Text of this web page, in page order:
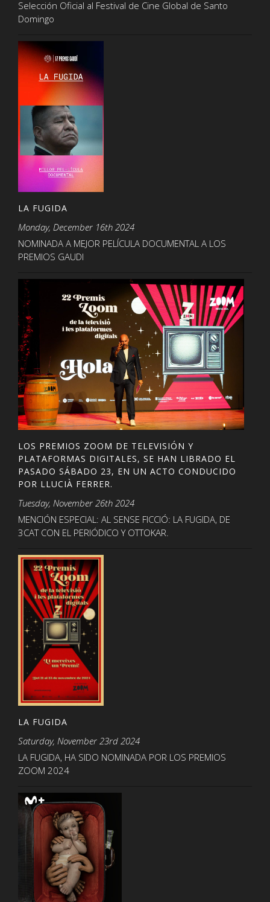
Selección Oficial al Festival de Cine Global de Santo
Domingo
LA FUGIDA
Monday, December 16th 2024
NOMINADA A MEJOR PELÍCULA DOCUMENTAL A LOS
PREMIOS GAUDI
LOS PREMIOS ZOOM DE TELEVISIÓN Y
PLATAFORMAS DIGITALES, SE HAN LIBRADO EL
PASADO SÁBADO 23, EN UN ACTO CONDUCIDO
POR LLUCIÀ FERRER.
Tuesday, November 26th 2024
MENCIÓN ESPECIAL: AL SENSE FICCIÓ: LA FUGIDA, DE
3CAT CON EL PERIÓDICO Y OTTOKAR.
LA FUGIDA
Saturday, November 23rd 2024
LA FUGIDA, HA SIDO NOMINADA POR LOS PREMIOS
ZOOM 2024